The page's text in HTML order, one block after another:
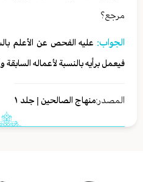
مرجع؟
الجواب: عليه الفحص عن الأعلم
فيعمل برأيه بالنسبة لأعماله السابقة
المصدر:منهاج الصالحين | جلد ١